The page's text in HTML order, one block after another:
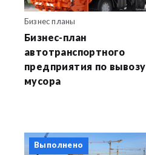
Бизнес планы
Бизнес-план
автотранспортного
предприятия по вывозу
мусора
Выполнено